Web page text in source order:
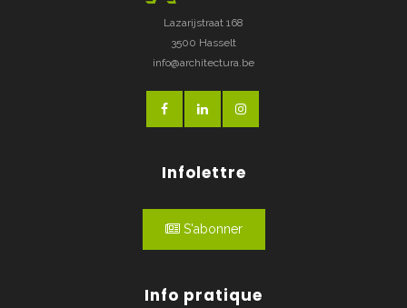
Lazarijstraat 168
3500 Hasselt
info@architectura.be
Infolettre
S'abonner
Info pratique